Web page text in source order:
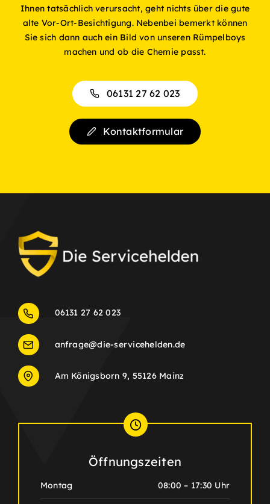
Ihnen tatsächlich verursacht, geht nichts über die gute
alte Vor-Ort-Besichtigung. Nebenbei bemerkt können
Sie sich dann auch ein Bild von unseren Rümpelboys
machen und ob die Chemie passt.
06131 27 62 023
Kontaktformular
06131 27 62 023
anfrage@die-servicehelden.de
Am Königsborn 9, 55126 Mainz
Öffnungszeiten
Montag 08:00 – 17:30 Uhr